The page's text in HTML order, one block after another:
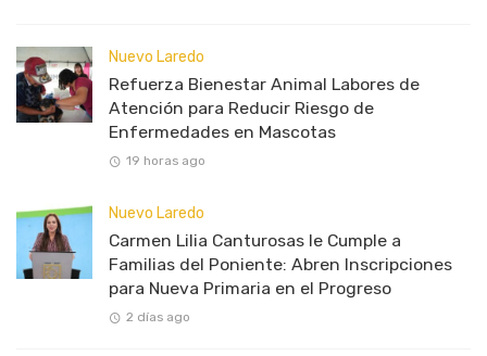
Nuevo Laredo
Refuerza Bienestar Animal Labores de
Atención para Reducir Riesgo de
Enfermedades en Mascotas
19 horas ago
Nuevo Laredo
Carmen Lilia Canturosas le Cumple a
Familias del Poniente: Abren Inscripciones
para Nueva Primaria en el Progreso
2 días ago